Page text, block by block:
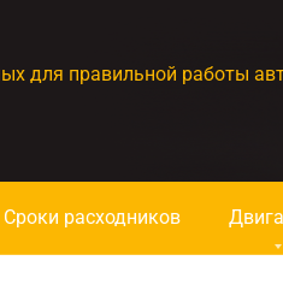
для правильной работы
Сроки расходников